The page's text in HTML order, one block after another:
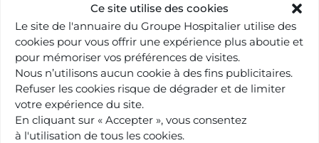
Ce site utilise des cookies
Le site de l'annuaire du Groupe Hospitalier utilise des
cookies pour vous offrir une expérience plus aboutie et
pour mémoriser vos préférences de visites.
Nous n’utilisons aucun cookie à des fins publicitaires.
Refuser les cookies risque de dégrader et de limiter
votre expérience du site.
En cliquant sur « Accepter », vous consentez
à l'utilisation de tous les cookies.
Retour à
l'annuaire